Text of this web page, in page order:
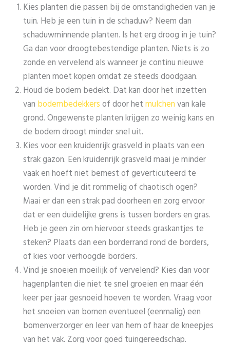
Kies planten die passen bij de omstandigheden van je
tuin. Heb je een tuin in de schaduw? Neem dan
schaduwminnende planten. Is het erg droog in je tuin?
Ga dan voor droogtebestendige planten. Niets is zo
zonde en vervelend als wanneer je continu nieuwe
planten moet kopen omdat ze steeds doodgaan.
Houd de bodem bedekt. Dat kan door het inzetten
van bodembedekkersof door hetmulchenvan kale
grond. Ongewenste planten krijgen zo weinig kans en
de bodem droogt minder snel uit.
Kies voor een kruidenrijk grasveld in plaats van een
strak gazon. Een kruidenrijk grasveld maai je minder
vaak en hoeft niet bemest of geverticuteerd te
worden. Vind je dit rommelig of chaotisch ogen?
Maai er dan een strak pad doorheen en zorg ervoor
dat er een duidelijke grens is tussen borders en gras.
Heb je geen zin om hiervoor steeds graskantjes te
steken? Plaats dan een borderrand rond de borders,
of kies voor verhoogde borders.
Vind je snoeien moeilijk of vervelend? Kies dan voor
hagenplanten die niet te snel groeien en maar één
keer per jaar gesnoeid hoeven te worden. Vraag voor
het snoeien van bomen eventueel (eenmalig) een
bomenverzorger en leer van hem of haar de kneepjes
van het vak. Zorg voor goed tuingereedschap.